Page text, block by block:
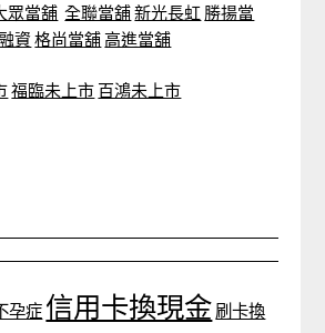
眾當舖 全聯當舖新光長虹 勝揚當
資格尚當舖高進當舖
福臨未上市 百鴻未上市
孕症 信用卡換現金 刷卡換